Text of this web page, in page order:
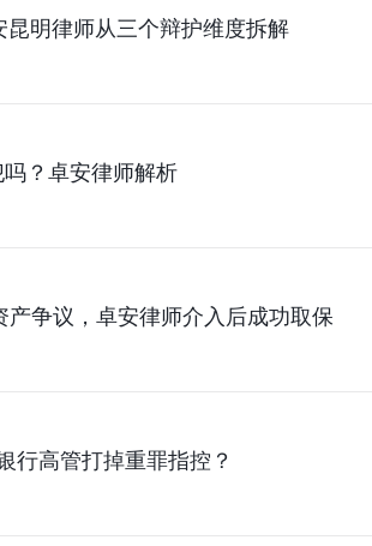
明律师从三个辩护维度拆解
？卓安律师解析
争议，卓安律师介入后成功取保
行高管打掉重罪指控？